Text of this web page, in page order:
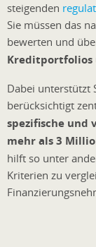
steigenden
Sie müssen das
bewerten und
Kreditportfolios
Dabei unterstützt
berücksichtigt
spezifische und
mehr als 3
hilft so unter
Kriterien zu